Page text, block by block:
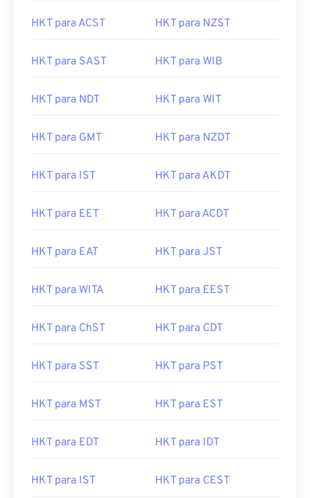
HKT para ACST HKT para NZST
HKT para SAST HKT para WIB
HKT para NDT HKT para WIT
HKT para GMT HKT para NZDT
HKT para IST HKT para AKDT
HKT para EET HKT para ACDT
HKT para EAT HKT para JST
HKT para WITA HKT para EEST
HKT para ChST HKT para CDT
HKT para SST HKT para PST
HKT para MST HKT para EST
HKT para EDT HKT para IDT
HKT para IST HKT para CEST